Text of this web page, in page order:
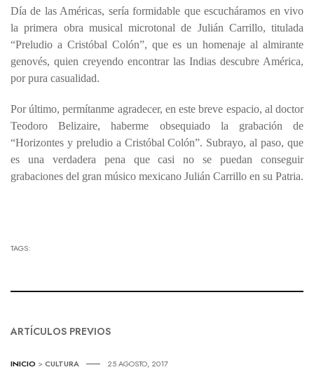
Día de las Américas, sería formidable que escucháramos en vivo
la primera obra musical microtonal de Julián Carrillo, titulada
“Preludio a Cristóbal Colón”, que es un homenaje al almirante
genovés, quien creyendo encontrar las Indias descubre América,
por pura casualidad.
Por último, permítanme agradecer, en este breve espacio, al doctor
Teodoro Belizaire, haberme obsequiado la grabación de
“Horizontes y preludio a Cristóbal Colón”. Subrayo, al paso, que
es una verdadera pena que casi no se puedan conseguir
grabaciones del gran músico mexicano Julián Carrillo en su Patria.
TAGS:
ARTÍCULOS PREVIOS
INICIO >CULTURA 25 AGOSTO, 2017